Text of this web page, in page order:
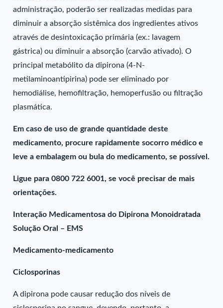
administração, poderão ser realizadas medidas para
diminuir a absorção sistêmica dos ingredientes ativos
através de desintoxicação primária (ex.: lavagem
gástrica) ou diminuir a absorção (carvão ativado). O
principal metabólito da dipirona (4-N-
metilaminoantipirina) pode ser eliminado por
hemodiálise, hemofiltração, hemoperfusão ou filtração
plasmática.
Em caso de uso de grande quantidade deste
medicamento, procure rapidamente socorro médico e
leve a embalagem ou bula do medicamento, se possível.
Ligue para 0800 722 6001, se você precisar de mais
orientações.
Interação Medicamentosa do Dipirona Monoidratada
Solução Oral – EMS
Medicamento-medicamento
Ciclosporinas
A dipirona pode causar redução dos níveis de